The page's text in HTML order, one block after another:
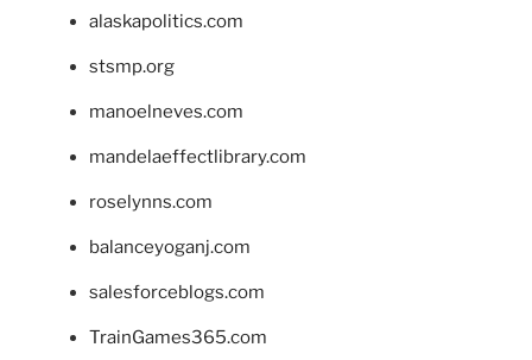
alaskapolitics.com
stsmp.org
manoelneves.com
mandelaeffectlibrary.com
roselynns.com
balanceyoganj.com
salesforceblogs.com
TrainGames365.com